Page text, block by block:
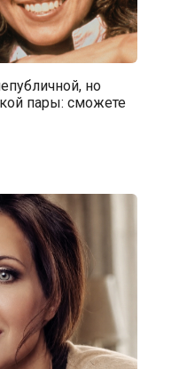
но
пары: сможете